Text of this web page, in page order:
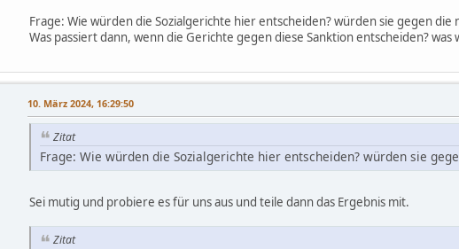
Frage: Wie würden die Sozialgerichte hier entscheiden? würden sie gegen die
Was passiert dann, wenn die Gerichte gegen diese Sanktion entscheiden? was
10. März 2024, 16:29:50
Zitat
Frage: Wie würden die Sozialgerichte hier entscheiden? würden sie
Sei mutig und probiere es für uns aus und teile dann das Ergebnis mit.
Zitat